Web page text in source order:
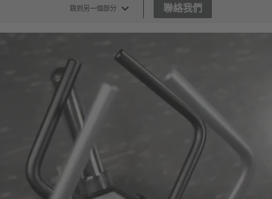
跳到另一個部分 聯絡我們